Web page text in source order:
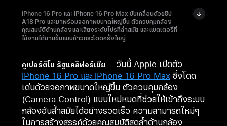
iPhone 16 Pro และ iPhone 16 Pro Max ขับเคลื่อนด้วยชิป
A18 Pro และมาพร้อมจอภาพขนาดใหญ่ขึ้น ตัวควบคุมกล้อง
คุณสมบัติด้านกล้องและเสียงระดับโปรที่ล้ำสมัย และแบตเตอรี่ที่
ใช้งานได้นานขึ้นแบบก้าวกระโดดครั้งใหญ่
คูเปอร์ติโน รัฐแคลิฟอร์เนีย
วันนี้ Apple เปิดตัว
iPhone 16 Pro และ iPhone 16 Pro Maxซึ่งโดด
เด่นด้วยจอภาพขนาดใหญ่ขึ้น ตัวควบคุมกล้อง
(Camera Control) แบบใหม่หมดที่ช่วยให้เข้าถึงระบบ
กล้องอันล้ำสมัยได้อย่างรวดเร็ว ความสามารถใหม่ๆ
ในการสร้างสรรค์ด้วยคุณสมบัติสุดล้ำด้านกล้อง